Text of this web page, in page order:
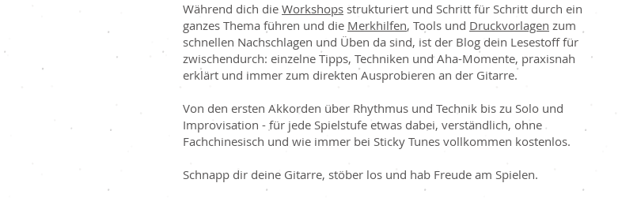
Während dich die Workshops strukturiert und Schritt für Schritt durch ein
ganzes Thema führen und die Merkhilfen, Tools und Druckvorlagen zum
schnellen Nachschlagen und Üben da sind, ist der Blog dein Lesestoff für
zwischendurch: einzelne Tipps, Techniken und Aha-Momente, praxisnah
erklärt und immer zum direkten Ausprobieren an der Gitarre.
Von den ersten Akkorden über Rhythmus und Technik bis zu Solo und
Improvisation - für jede Spielstufe etwas dabei, verständlich, ohne
Fachchinesisch und wie immer bei Sticky Tunes vollkommen kostenlos.
Schnapp dir deine Gitarre, stöber los und hab Freude am Spielen.